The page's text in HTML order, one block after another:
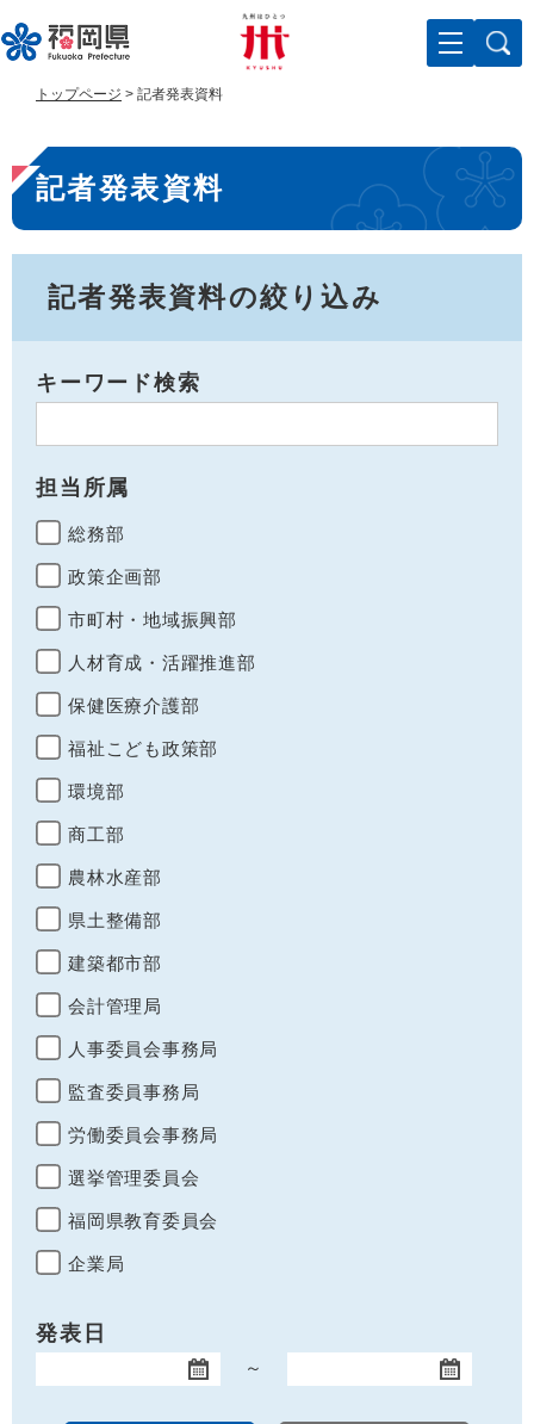
ー
ジ
で
す
ニ
ュ
ば
し
トップページ > 記者発表資料
本
文
記者発表資料
記者発表資料の絞り込み
キーワード検索
担当所属
総務部
政策企画部
市町村・地域振興部
人材育成・活躍推進部
保健医療介護部
福祉こども政策部
環境部
商工部
農林水産部
県土整備部
建築都市部
会計管理局
人事委員会事務局
監査委員事務局
労働委員会事務局
選挙管理委員会
福岡県教育委員会
企業局
発表日
開始日
～
終了日